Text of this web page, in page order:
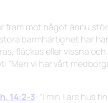
mot något ännu
stora barmhärtighet har
fläckas eller vissna och
“Men vi har vårt
14:2-3: “I min Fars hus